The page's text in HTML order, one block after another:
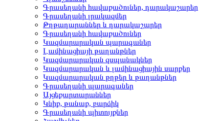
Գրասեղանի հավաքածուներ, դարակաշարեր
Գրասեղանի լրակազմեր
Թղթադարաններ և դարակաշարեր
Գրասեղանի հավաքածուներ
Կազմարարական պարագաներ
Լամինացիայի թաղանթներ
Կազմարարական զսպանակներ
Կազմարարական և լամինացիային սարքեր
Կազմարարական թղթեր և թաղանթներ
Գրասեղանի պարագաներ
Այցեքարտարաններ
Կնիք, թանաք, բարձիկ
Գրասեղանի պիտույքներ